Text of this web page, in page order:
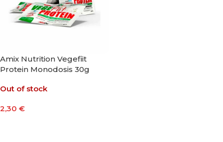
Amix Nutrition Vegefiit
Protein Monodosis 30g
Out of stock
2,30 €